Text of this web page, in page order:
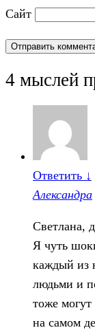
Сайт
4 мыслей
Ответить ↓
Александра
Светлана,
Я чуть
каждый из
людьми и
тоже
на самом